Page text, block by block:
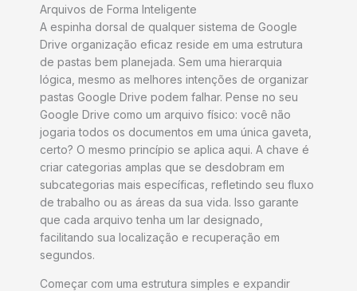
Arquivos de Forma Inteligente
A espinha dorsal de qualquer sistema de Google
Drive organização eficaz reside em uma estrutura
de pastas bem planejada. Sem uma hierarquia
lógica, mesmo as melhores intenções de organizar
pastas Google Drive podem falhar. Pense no seu
Google Drive como um arquivo físico: você não
jogaria todos os documentos em uma única gaveta,
certo? O mesmo princípio se aplica aqui. A chave é
criar categorias amplas que se desdobram em
subcategorias mais específicas, refletindo seu fluxo
de trabalho ou as áreas da sua vida. Isso garante
que cada arquivo tenha um lar designado,
facilitando sua localização e recuperação em
segundos.
Começar com uma estrutura simples e expandir